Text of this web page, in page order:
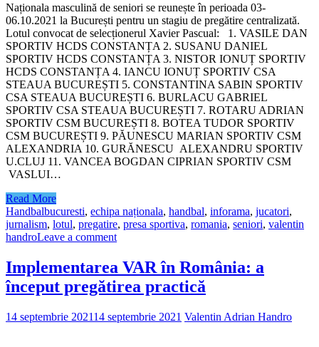
Naționala masculină de seniori se reunește în perioada 03-
06.10.2021 la București pentru un stagiu de pregătire centralizată.
Lotul convocat de selecționerul Xavier Pascual: 1. VASILE DAN
SPORTIV HCDS CONSTANȚA 2. SUSANU DANIEL
SPORTIV HCDS CONSTANȚA 3. NISTOR IONUȚ SPORTIV
HCDS CONSTANȚA 4. IANCU IONUȚ SPORTIV CSA
STEAUA BUCUREȘTI 5. CONSTANTINA SABIN SPORTIV
CSA STEAUA BUCUREȘTI 6. BURLACU GABRIEL
SPORTIV CSA STEAUA BUCUREȘTI 7. ROTARU ADRIAN
SPORTIV CSM BUCUREȘTI 8. BOTEA TUDOR SPORTIV
CSM BUCUREȘTI 9. PĂUNESCU MARIAN SPORTIV CSM
ALEXANDRIA 10. GURĂNESCU ALEXANDRU SPORTIV
U.CLUJ 11. VANCEA BOGDAN CIPRIAN SPORTIV CSM
VASLUI…
Read More
Handbalbucuresti, echipa naționala, handbal, inforama, jucatori,
jurnalism, lotul, pregatire, presa sportiva, romania, seniori, valentin
handroLeave a comment
Implementarea VAR în România: a
început pregătirea practică
14 septembrie 202114 septembrie 2021 Valentin Adrian Handro